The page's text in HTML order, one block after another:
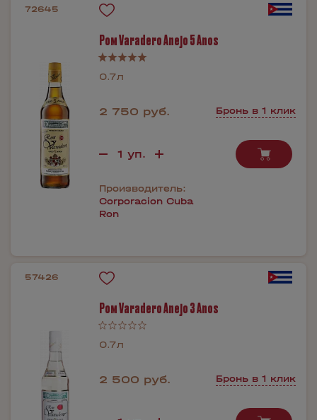
72645
Ром Varadero Anejo 5 Anos
0.7л
2 750 руб. Бронь в 1 клик
Производитель:
Corporacion Cuba
Ron
57426
Ром Varadero Anejo 3 Anos
0.7л
2 500 руб. Бронь в 1 клик